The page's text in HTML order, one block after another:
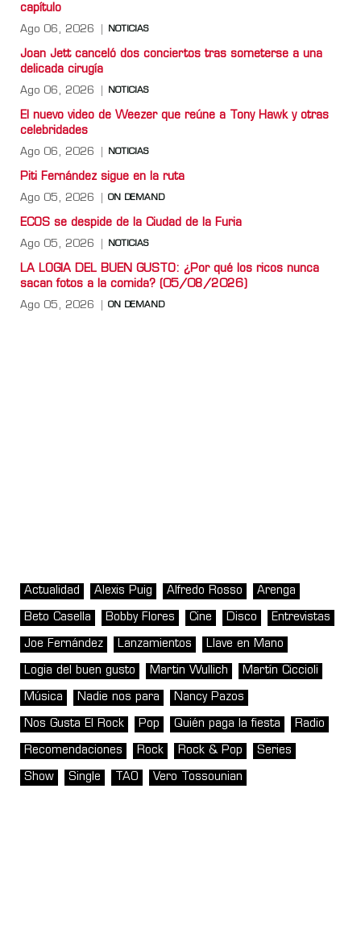
capítulo
Ago 06, 2026 NOTICIAS
Joan Jett canceló dos conciertos tras someterse a una
delicada cirugía
Ago 06, 2026 NOTICIAS
El nuevo video de Weezer que reúne a Tony Hawk y otras
celebridades
Ago 06, 2026 NOTICIAS
Piti Fernández sigue en la ruta
Ago 05, 2026 ON DEMAND
ECOS se despide de la Ciudad de la Furia
Ago 05, 2026 NOTICIAS
LA LOGIA DEL BUEN GUSTO: ¿Por qué los ricos nunca
sacan fotos a la comida? (05/08/2026)
Ago 05, 2026 ON DEMAND
Actualidad Alexis Puig Alfredo Rosso Arenga
Beto Casella Bobby Flores Cine Disco Entrevistas
Joe Fernández Lanzamientos Llave en Mano
Logia del buen gusto Martin Wullich Martín Ciccioli
Música Nadie nos para Nancy Pazos
Nos Gusta El Rock Pop Quién paga la fiesta Radio
Recomendaciones Rock Rock & Pop Series
Show Single TAO Vero Tossounian